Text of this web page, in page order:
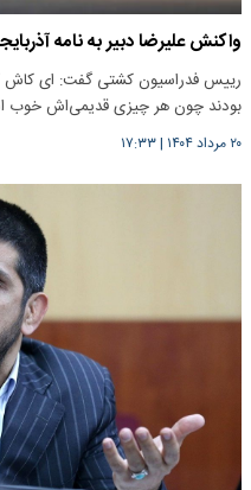
واکنش علیرضا دبیر به نامه
رییس فدراسیون کشتی گفت: ای کاش
بودند چون هر چیزی قدیمی‌اش خوب
۲۰ مرداد ۱۴۰۴ |۱۷:۳۳